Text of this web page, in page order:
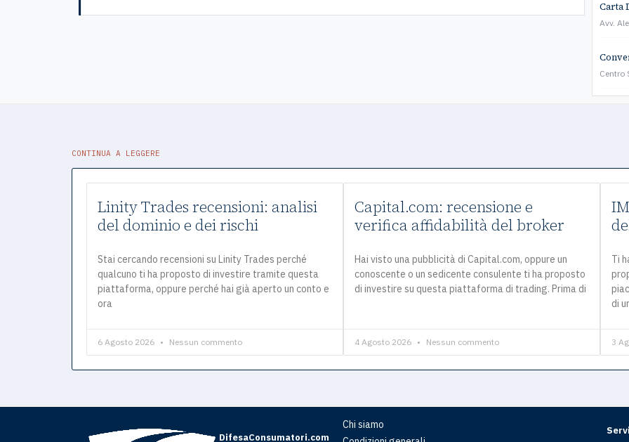
Carta
Avv.
Centro
CONTINUA A LEGGERE
Linity Trades recensioni: analisi
del dominio e dei rischi
Stai cercando recensioni su Linity Trades perché
qualcuno ti ha proposto di investire tramite questa
piattaforma, oppure perché hai già aperto un conto e
ora
6 Agosto 2026 Nessun commento
Capital.com: recensione e
verifica affidabilità del broker
Hai visto una pubblicità di Capital.com, oppure un
conoscente o un sedicente consulente ti ha proposto
di investire su questa piattaforma di trading. Prima di
4 Agosto 2026 Nessun commento
Ti
di
3
DifesaConsumatori.com
Chi siamo